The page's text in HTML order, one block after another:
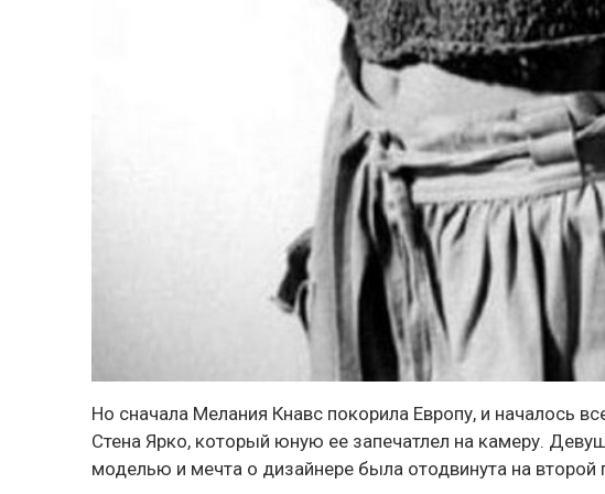
Но сначала Мелания Кнавс покорила Европу, и началось
Стена Ярко, который юную ее запечатлел на камеру.
моделью и мечта о дизайнере была отодвинута на второй